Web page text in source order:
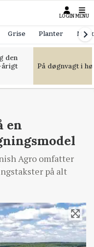
LOGIN MENU
Grise Planter
den
årigt
På døgnvagt i
en
Agro omfatter
på alt